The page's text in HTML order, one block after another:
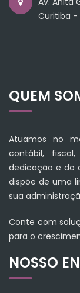
Curitiba -
QUEM
Atuamos no
contábil,
dedicação e do
dispõe de uma
sua
Conte com
para o
NOSSO